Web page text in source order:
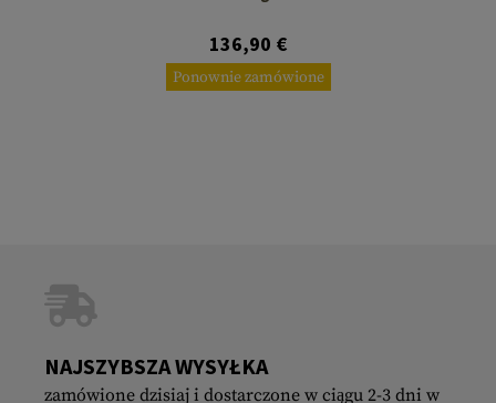
136,90 €
Ponownie zamówione
NAJSZYBSZA WYSYŁKA
zamówione dzisiaj i dostarczone w ciągu 2-3 dni w